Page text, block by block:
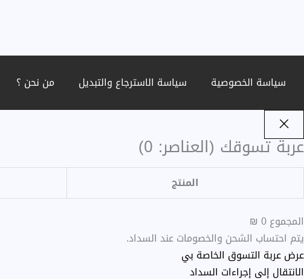
سياسة الخصوصية سياسة الاسترجاع والتبديل من نحن ؟
عربة تسوقك (العناصر: 0)
المنتج
المجموع0 ₪
يتم احتساب الشحن والخصومات عند السداد.
عرض عربة التسوق الخاصة بي
الانتقال إلى إجراءات السداد